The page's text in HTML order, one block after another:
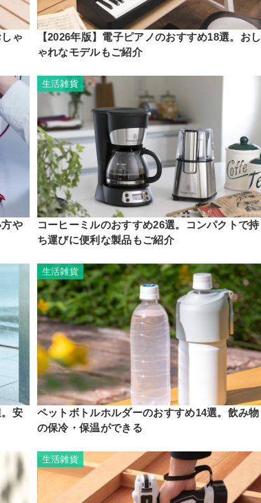
ゃ
【2026年版】電子ピアノのおすすめ18選。おし
ゃれなモデルもご紹介
や
生活雑貨
コーヒーミルのおすすめ26選。コンパクトで持
ち運びに便利な製品もご紹介
安
生活雑貨
ペットボトルホルダーのおすすめ14選。飲み物
の保冷・保温ができる
生活雑貨